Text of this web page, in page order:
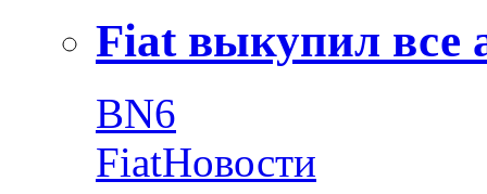
Fiat выкупил все
BN6
FiatНовости